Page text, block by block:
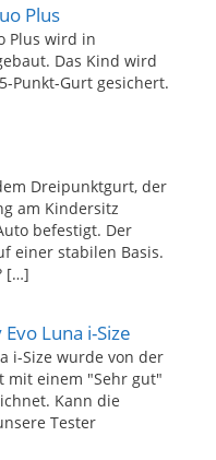
Plus
Plus wird in
Das Kind wird
Punkt-Gurt gesichert.
Dreipunktgurt, der
am Kindersitz
befestigt. Der
einer stabilen Basis.
[…]
Luna i-Size
i-Size wurde von der
mit einem "Sehr gut"
Kann die
Tester